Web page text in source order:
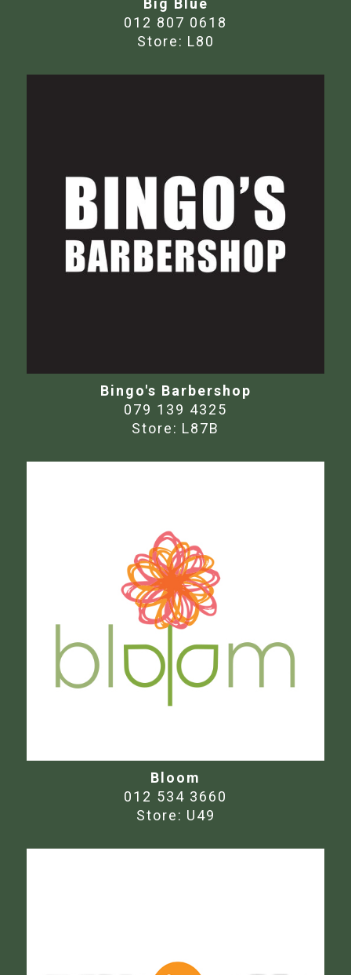
Big Blue
012 807 0618
Store: L80
Bingo's Barbershop
079 139 4325
Store: L87B
Bloom
012 534 3660
Store: U49